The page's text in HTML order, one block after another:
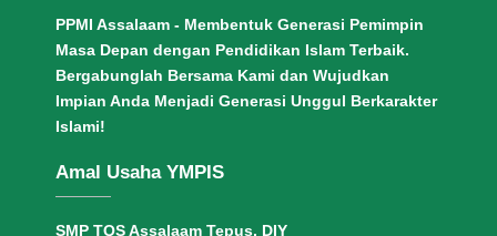
PPMI Assalaam - Membentuk Generasi Pemimpin
Masa Depan dengan Pendidikan Islam Terbaik.
Bergabunglah Bersama Kami dan Wujudkan
Impian Anda Menjadi Generasi Unggul Berkarakter
Islami!
Amal Usaha YMPIS
SMP TQS Assalaam Tepus, DIY